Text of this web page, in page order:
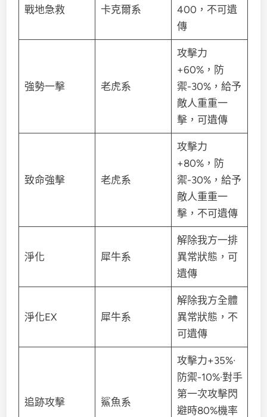
戰地急救 卡克爾系
400，不可遺
傳
強勢一擊 老虎系
攻擊力
+60%，防
禦-30%，給予
敵人重重一
擊，可遺傳
致命強擊 老虎系
攻擊力
+80%，防
禦-30%，給予
敵人重重一
擊，不可遺傳
淨化 犀牛系
解除我方一排
異常狀態，可
遺傳
淨化EX 犀牛系
解除我方全體
異常狀態，不
可遺傳
追跡攻擊 鯊魚系
攻擊力+35%·
防禦-10%·對手
第一次攻擊閃
避時80%機率